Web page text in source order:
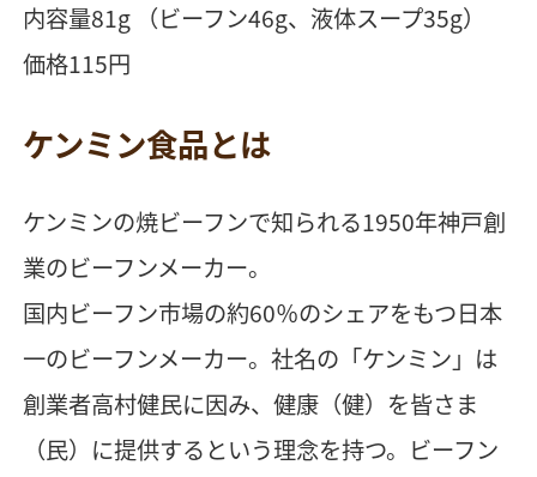
内容量81g （ビーフン46g、液体スープ35g）
価格115円
ケンミン食品とは
ケンミンの焼ビーフンで知られる1950年神戸創
業のビーフンメーカー。
国内ビーフン市場の約60％のシェアをもつ日本
一のビーフンメーカー。社名の「ケンミン」は
創業者高村健民に因み、健康（健）を皆さま
（民）に提供するという理念を持つ。ビーフン